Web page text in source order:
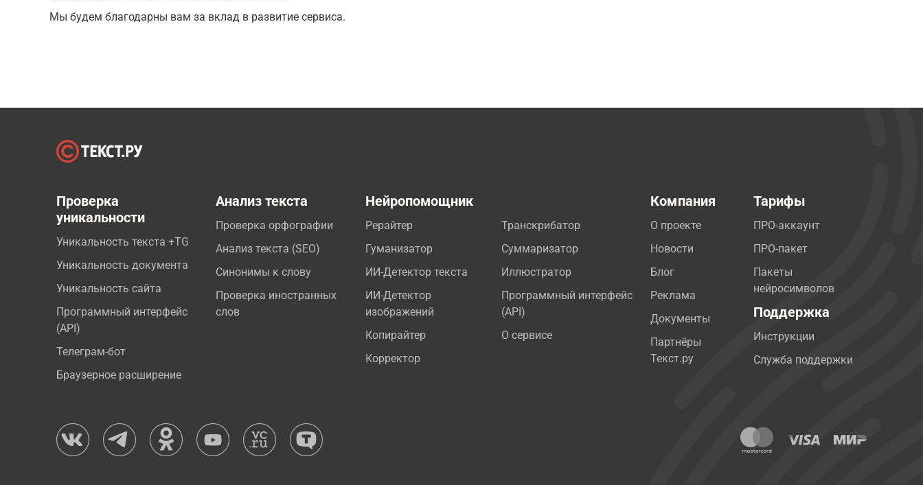
Мы будем благодарны вам за вклад в развитие сервиса.
Проверка
уникальности
Уникальность текста +TG
Уникальность документа
Уникальность сайта
Программный интерфейс
(API)
Телеграм-бот
Браузерное расширение
Анализ текста
Проверка орфографии
Анализ текста (SEO)
Синонимы к слову
Проверка иностранных
слов
Нейропомощник
Рерайтер
Гуманизатор
ИИ-Детектор текста
ИИ-Детектор
изображений
Копирайтер
Корректор
Транскрибатор
Суммаризатор
Иллюстратор
Программный интерфейс
(API)
О сервисе
Компания
О проекте
Новости
Блог
Реклама
Документы
Партнёры
Текст.ру
Тарифы
ПРО-аккаунт
ПРО-пакет
Пакеты
нейросимволов
Поддержка
Инструкции
Служба поддержки